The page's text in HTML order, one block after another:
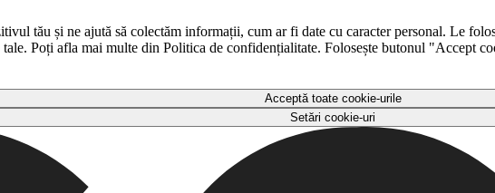
tău și ne ajută să colectăm informații, cum ar fi date cu caracter personal. Le
Poți afla mai multe din Politica de confidențialitate. Folosește butonul "Accept
Acceptă toate cookie-urile
Setări cookie-uri